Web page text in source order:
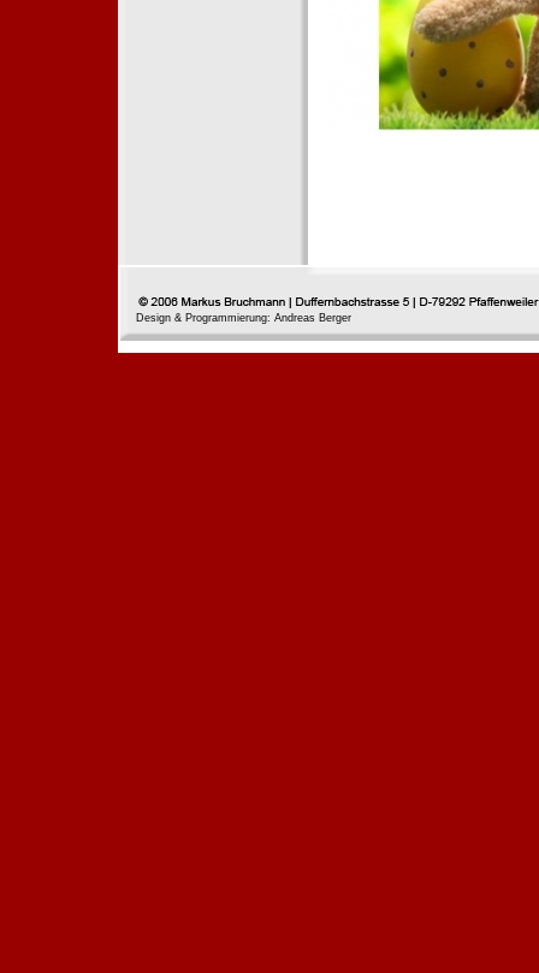
Design & Programmierung: Andreas Berger